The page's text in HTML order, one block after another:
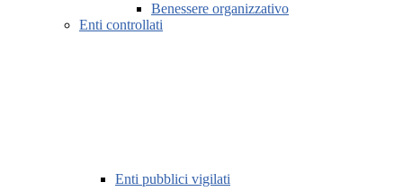
Benessere organizzativo
Enti controllati
Enti pubblici vigilati